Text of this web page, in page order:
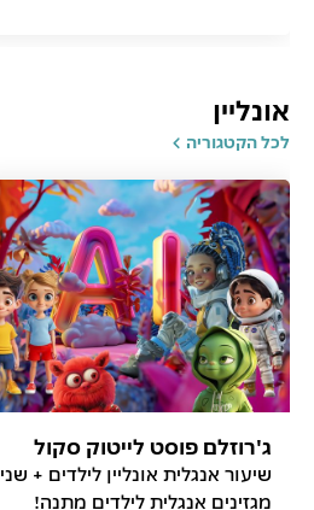
אונליין
לכל הקטגוריה
ג'רוזלם פוסט לייטוק סקול
שיעור אנגלית אונליין לילדים + שני
מגזינים אנגלית לילדים מתנה!